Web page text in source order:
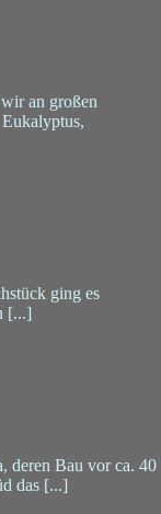
an großen
ging es
[...]
deren Bau vor ca. 40
das [...]